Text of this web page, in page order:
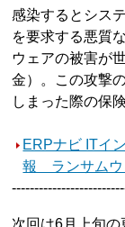
感染するとシス
を要求する悪質
ウェアの被害が
金）。この攻撃
しまった際の保
ERPナビ ITイ
報 ランサムウ
次回は6月上旬の